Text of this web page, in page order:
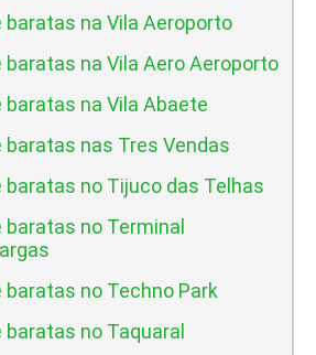
baratas na Vila Aeroporto
baratas na Vila Aero Aeroporto
baratas na Vila Abaete
baratas nas Tres Vendas
baratas no Tijuco das Telhas
no Terminal
baratas no Techno Park
no Taquaral